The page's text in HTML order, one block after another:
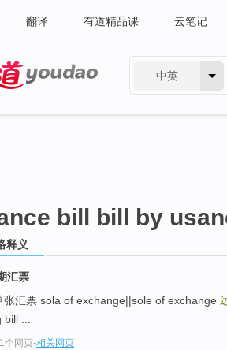
翻译 有道精品课 云笔记
中英
bill bill by
释义
汇票
张汇票 sola of exchange||sole of exchange
...
个网页-相关网页